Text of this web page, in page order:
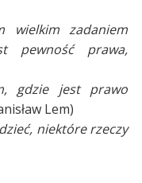
wielkim zadaniem
pewność prawa,
gdzie jest prawo
Lem)
niektóre rzeczy